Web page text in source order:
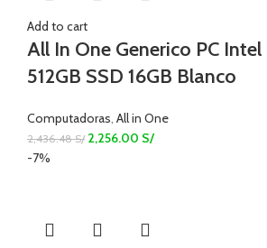
Add to cart
All In One Generico PC Intel
512GB SSD 16GB Blanco
Computadoras All in One
2,436.48S/ 2,256.00 S/
-7%